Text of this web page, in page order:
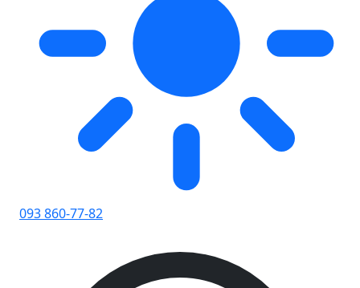
093 860-77-82